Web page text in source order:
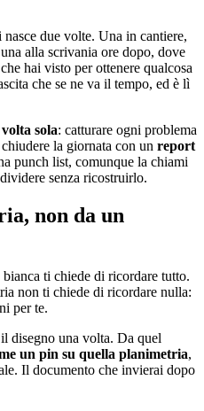
due volte. Una in cantiere,
alla scrivania ore dopo, dove
hai visto per ottenere qualcosa
che se ne va il tempo, ed è lì
sola: catturare ogni problema
la giornata con un report
punch list, comunque la chiami
senza ricostruirlo.
non da un
ti chiede di ricordare tutto.
non ti chiede di ricordare nulla:
per te.
disegno una volta. Da quel
un pin su quella planimetria,
Il documento che invierai dopo